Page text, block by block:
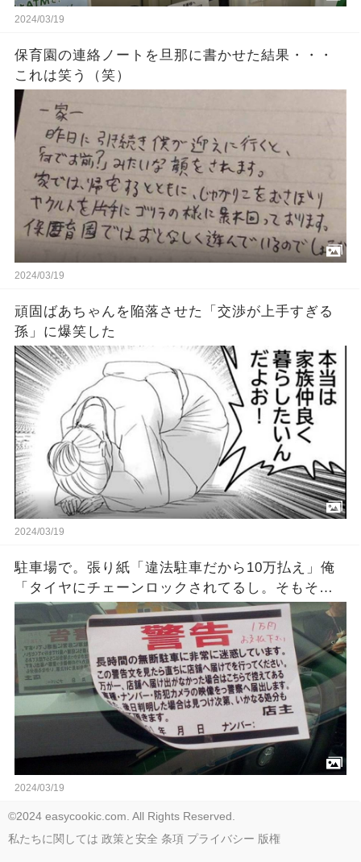
2024/03/19
保育園の連絡ノートを旦那に書かせた結果・・・
これは笑う（笑）
2024/03/19
頑固ばあちゃんを陥落させた「交渉が上手すぎる
孫」に爆笑した
2024/03/19
駐車場で。張り紙「違法駐車だから10万払え」俺
「タイヤにチェーンロックされてるし。そもそも
自分の家の土地で違法駐車って何…仕方ない…」
→その結果…
2024/03/19
©2024 easycookic.com. All Rights Reserved.
私たちに関しては 政策と安全 条項 プライバシー 版権